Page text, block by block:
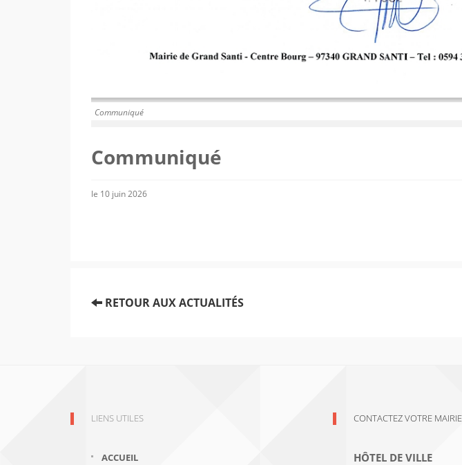
Communiqué
Communiqué
le 10 juin 2026
RETOUR AUX ACTUALITÉS
LIENS UTILES
ACCUEIL
CONTACTEZ VOTRE MAIRIE
HÔTEL DE VILLE